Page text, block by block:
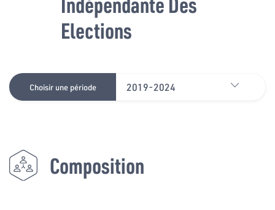
Elections
Choisir une période 2019-2024
Composition